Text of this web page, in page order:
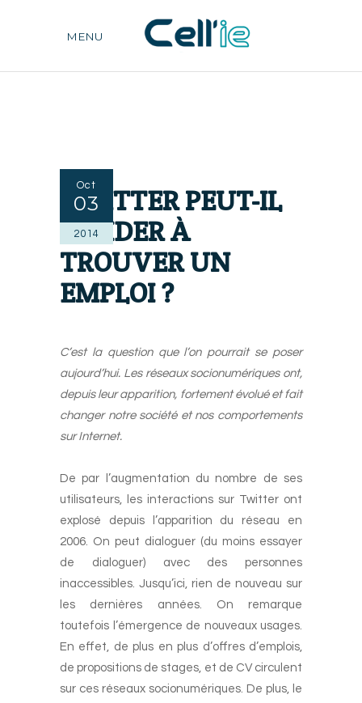
MENU
Oct
03
2014
TWITTER PEUT-IL
M’AIDER À
TROUVER UN
EMPLOI ?
C’est la question que l’on pourrait se poser
aujourd’hui. Les réseaux socionumériques ont,
depuis leur apparition, fortement évolué et fait
changer notre société et nos comportements
sur Internet.
De par l’augmentation du nombre de ses
utilisateurs, les interactions sur Twitter ont
explosé depuis l’apparition du réseau en
2006. On peut dialoguer (du moins essayer
de dialoguer) avec des personnes
inaccessibles. Jusqu’ici, rien de nouveau sur
les dernières années. On remarque
toutefois l’émergence de nouveaux usages.
En effet, de plus en plus d’offres d’emplois,
de propositions de stages, et de CV circulent
sur ces réseaux socionumériques. De plus, le